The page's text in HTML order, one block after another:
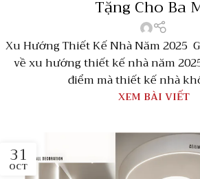
Tặng Cho Ba
Xu Hướng Thiết Kế Nhà Năm 2025
về xu hướng thiết kế nhà năm
điểm mà thiết kế nhà
XEM BÀI VIẾT
31
OCT